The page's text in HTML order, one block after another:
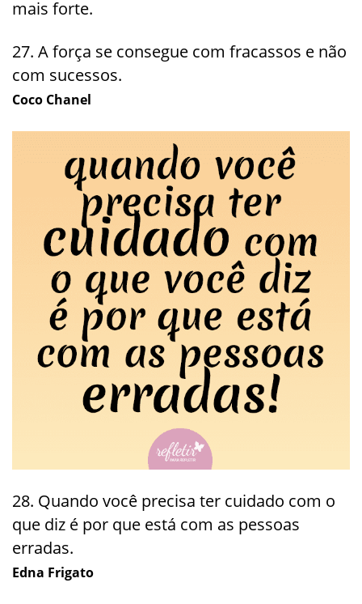
mais forte.
27. A força se consegue com fracassos e não
com sucessos.
Coco Chanel
28. Quando você precisa ter cuidado com o
que diz é por que está com as pessoas
erradas.
Edna Frigato